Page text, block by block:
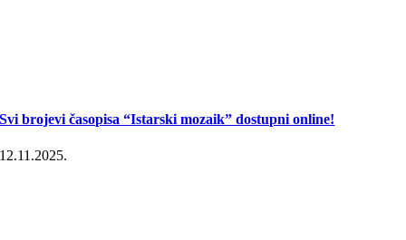
Svi brojevi časopisa “Istarski mozaik” dostupni online!
12.11.2025.